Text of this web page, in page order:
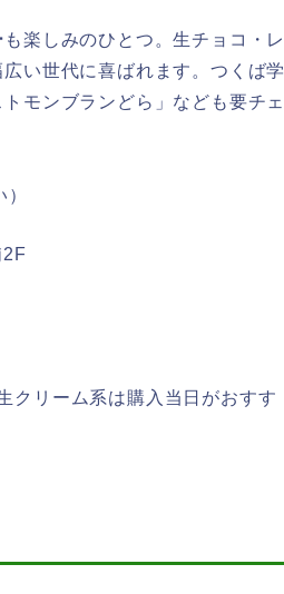
も楽しみのひとつ。生チョコ・レ
い世代に喜ばれます。つくば学
モンブランどら」なども要チェ
2F
クリーム系は購入当日がおすす